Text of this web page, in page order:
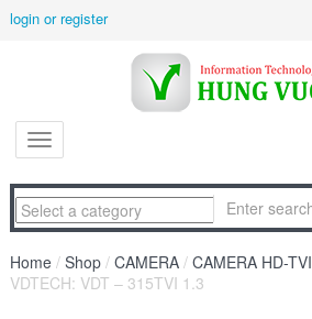
login or register
Home / Shop / CAMERA / CAMERA HD-TVI
VDTECH: VDT – 315TVI 1.3